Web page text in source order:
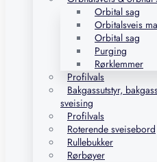
Orbital sag
Orbitalsveis
Orbital sag
Purging
Rørklemmer
Profilvals
Bakgassutstyr,
sveising
Profilvals
Roterende sveisebord
Rullebukker
Rørbøyer